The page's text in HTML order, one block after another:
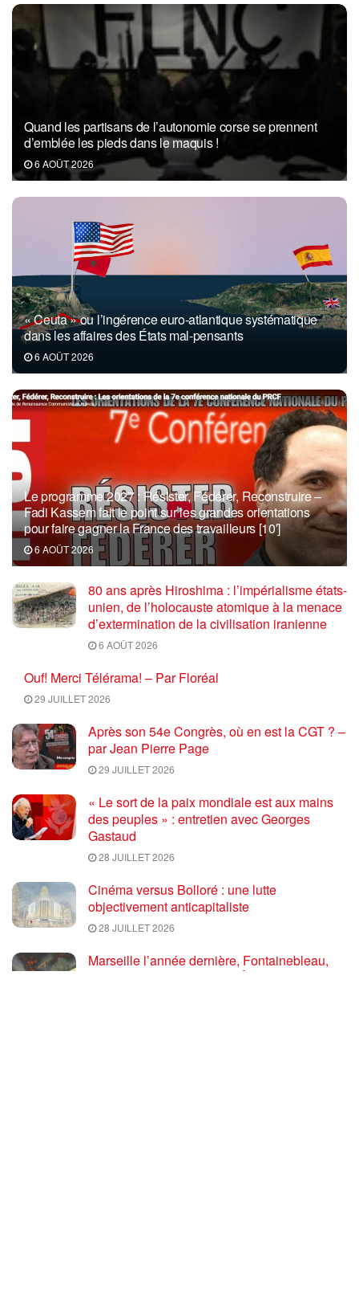
Quand les partisans de l’autonomie corse se prennent
d’emblée les pieds dans le maquis !
6 AOÛT 2026
« Ceuta » ou l’ingérence euro-atlantique systématique
dans les affaires des États mal-pensants
6 AOÛT 2026
Le programme 2027 : Résister, Fédérer, Reconstruire –
Fadi Kassem fait le point sur les grandes orientations
pour faire gagner la France des travailleurs [10′]
6 AOÛT 2026
80 ans après Hiroshima : l’impérialisme états-
unien, de l’holocauste atomique à la menace
d’extermination de la civilisation iranienne
6 AOÛT 2026
Ouf! Merci Télérama! – Par Floréal
29 JUILLET 2026
Après son 54e Congrès, où en est la CGT ? –
par Jean Pierre Page
29 JUILLET 2026
« Le sort de la paix mondiale est aux mains
des peuples » : entretien avec Georges
Gastaud
28 JUILLET 2026
Cinéma versus Bolloré : une lutte
objectivement anticapitaliste
28 JUILLET 2026
Marseille l’année dernière, Fontainebleau,
Arcachon, la Drôme et les Écrins cette année